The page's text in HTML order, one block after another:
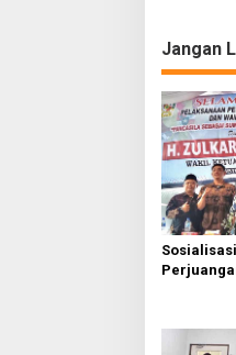
Jangan